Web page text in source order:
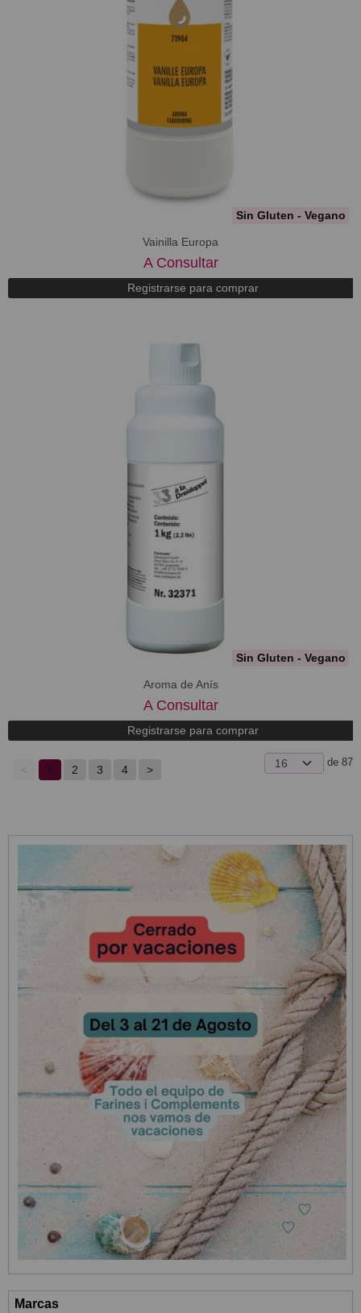
Marcas
Sin Gluten - Vegano
Vainilla Europa
A Consultar
Registrarse para comprar
Sin Gluten - Vegano
Aroma de Anís
A Consultar
Registrarse para comprar
1 2 3 4 >
de 87